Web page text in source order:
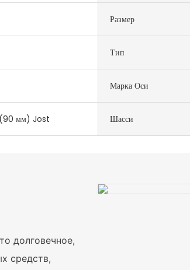
Размер
Тип
Марка Оси
мм) Jost Шасси
долговечное,
средств,